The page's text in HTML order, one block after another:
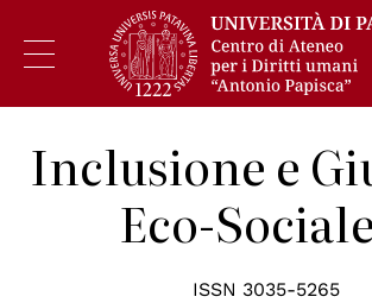
Inclusione e
Eco-Sociale
ISSN 3035-5265